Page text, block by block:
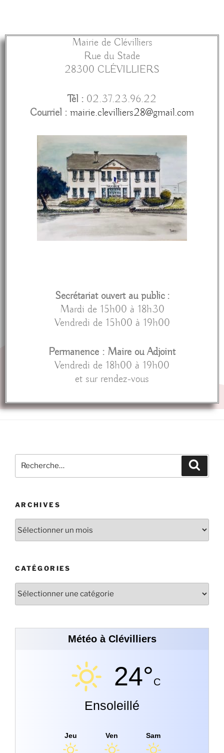
Mairie de Clévilliers
Rue du Stade
28300 CLÉVILLIERS
Tél : 02.37.23.96.22
Courriel : mairie.clevilliers28@gmail.com
Secrétariat ouvert au public :
Mardi de 15h00 à 18h30
Vendredi de 15h00 à 19h00
Permanence : Maire ou Adjoint
Vendredi de 18h00 à 19h00
et sur rendez-vous
ARCHIVES
CATÉGORIES
Météo à Clévilliers
24°C
Ensoleillé
Jeu Ven Sam